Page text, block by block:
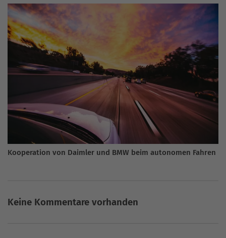
Kooperation von Daimler und BMW beim autonomen Fahren
Keine Kommentare vorhanden